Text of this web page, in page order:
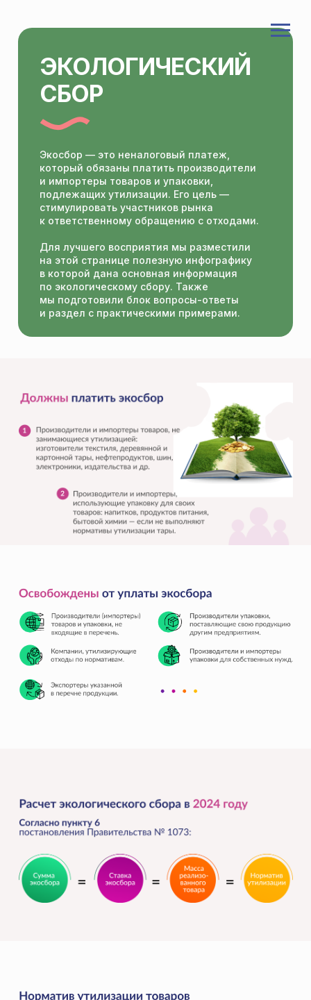
ЭКОЛОГИЧЕСКИЙ
СБОР
Экосбор — это неналоговый платеж,
который обязаны платить производители
и импортеры товаров и упаковки,
подлежащих утилизации. Его цель —
стимулировать участников рынка
к ответственному обращению с отходами.
Для лучшего восприятия мы разместили
на этой странице полезную инфографику
в которой дана основная информация
по экологическому сбору. Также
мы подготовили блок вопросы-ответы
и раздел с практическими примерами.